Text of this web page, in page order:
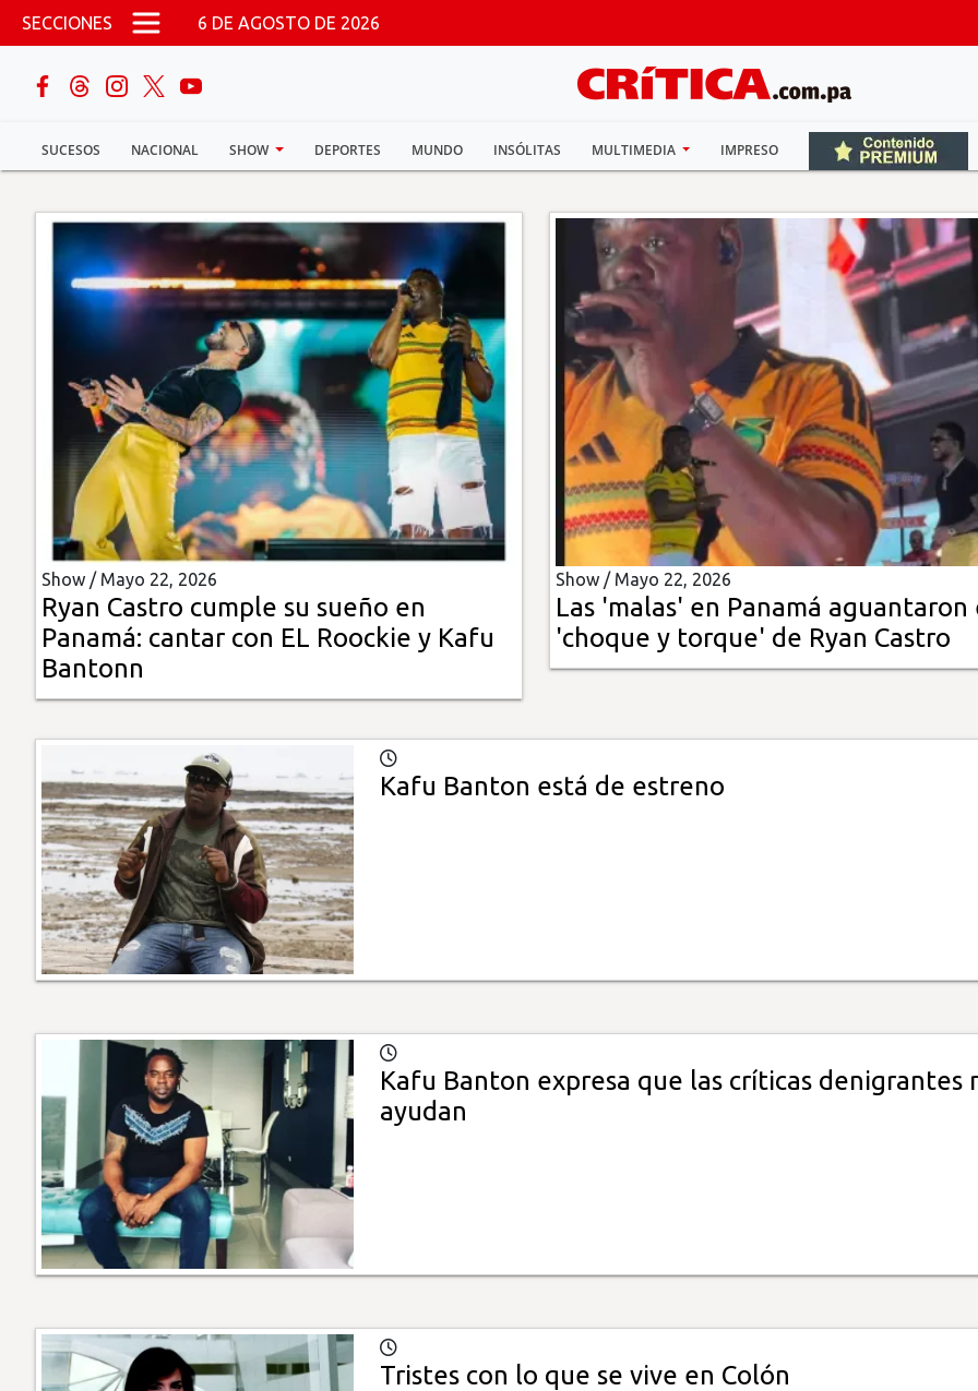
Pasar al contenido principal
SECCIONES 6 DE AGOSTO DE 2026
SUCESOS NACIONAL SHOW DEPORTES MUNDO INSÓLITAS MULTIMEDIA IMPRESO
buscar
Sucesos
Nacional
Política
Deportes
Mundo
Insólitas
Multimedia
Impreso
Show / Mayo 22, 2026
Ryan Castro cumple su sueño en
Panamá: cantar con EL Roockie y Kafu
Bantonn
Show / Mayo 22, 2026
Las 'malas' en Panamá aguantaron
'choque y torque' de Ryan Castro
Kafu Banton está de estreno
Kafu Banton expresa que las críticas denigrantes
ayudan
Tristes con lo que se vive en Colón